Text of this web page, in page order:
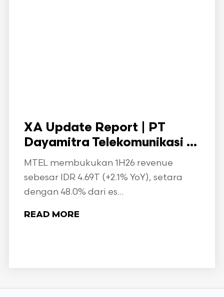
XA Update Report | PT
Dayamitra Telekomunikasi ...
MTEL membukukan 1H26 revenue
sebesar IDR 4.69T (+2.1% YoY), setara
dengan 48.0% dari es...
READ MORE